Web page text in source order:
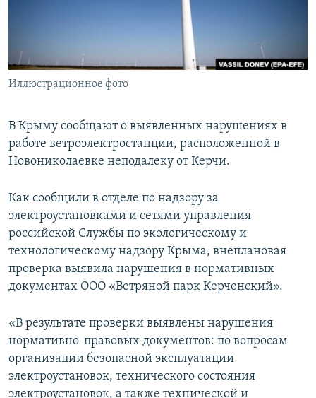
ELIFBE
УКРАИНСКАЯ ПРОБЛЕМА КРЫМА
Иллюстрационное фото
В Крыму сообщают о выявленных нарушениях в
работе ветроэлектростанции, расположенной в
Новониколаевке неподалеку от Керчи.
Как сообщили в отделе по надзору за
электроустановками и сетями управления
российской Службы по экологическому и
технологическому надзору Крыма, внеплановая
проверка выявила нарушения в нормативных
документах ООО «Ветряной парк Керченский».
«В результате проверки выявлены нарушения
нормативно-правовых документов: по вопросам
организации безопасной эксплуатации
электроустановок, технического состояния
электроустановок, а также технической и